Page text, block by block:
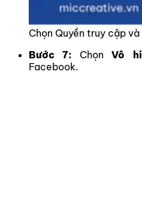
Chọn Quyền truy cập
Bước 7: ChọnVô
Facebook.